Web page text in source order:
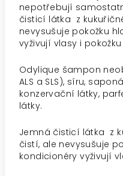
nepotřebují
čisticí látka z
nevysušuje pokožku
vyživují vlasy i
Odylique šampon
ALS a SLS), síru,
konzervační látky,
látky.
Jemná čisticí látka z
čistí, ale nevysušuje
kondicionéry vyživují